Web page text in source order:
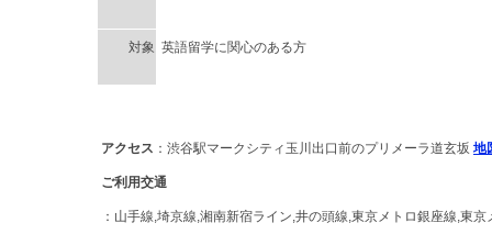
対象 英語留学に関心のある方
アクセス ：渋谷駅マークシティ玉川出口前のプリメーラ道玄坂 地
ご利用交通
：山手線,埼京線,湘南新宿ライン,井の頭線,東京メトロ銀座線,東